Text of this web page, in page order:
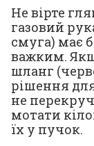
Не вірте
газовий
смуга) має
важким.
шланг
рішення
не
мотати
їх у пучок.